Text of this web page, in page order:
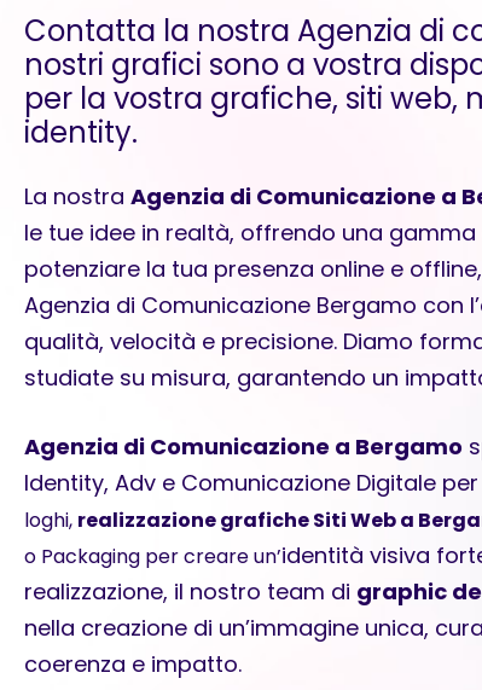
Contatta la nostra Agenzia di
nostri grafici sono a vostra
per la vostra grafiche, siti web,
identity.
La nostra Agenzia di Comunicazione a
le tue idee in realtà, offrendo una
potenziare la tua presenza online e
Agenzia di Comunicazione Bergamo con
qualità, velocità e precisione. Diamo
studiate su misura, garantendo un
Agenzia di Comunicazione a Bergamo
Identity, Adv e Comunicazione Digitale
loghi, realizzazione grafiche Siti Web a
o Packaging per creare un’identità visiva
realizzazione, il nostro team di graphic
nella creazione di un’immagine unica,
coerenza e impatto.